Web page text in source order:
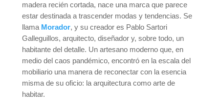
madera recién cortada, nace una marca que parece
estar destinada a trascender modas y tendencias. Se
llama Morador, y su creador es Pablo Sartori
Galleguillos, arquitecto, diseñador y, sobre todo, un
habitante del detalle. Un artesano moderno que, en
medio del caos pandémico, encontró en la escala del
mobiliario una manera de reconectar con la esencia
misma de su oficio: la arquitectura como arte de
habitar.